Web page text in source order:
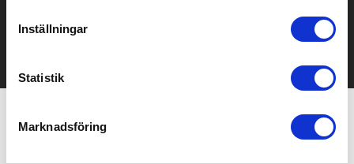
Inställningar
Statistik
Marknadsföring
Det går också utmärkt att bara ställa frågor!
Relaterade produkter